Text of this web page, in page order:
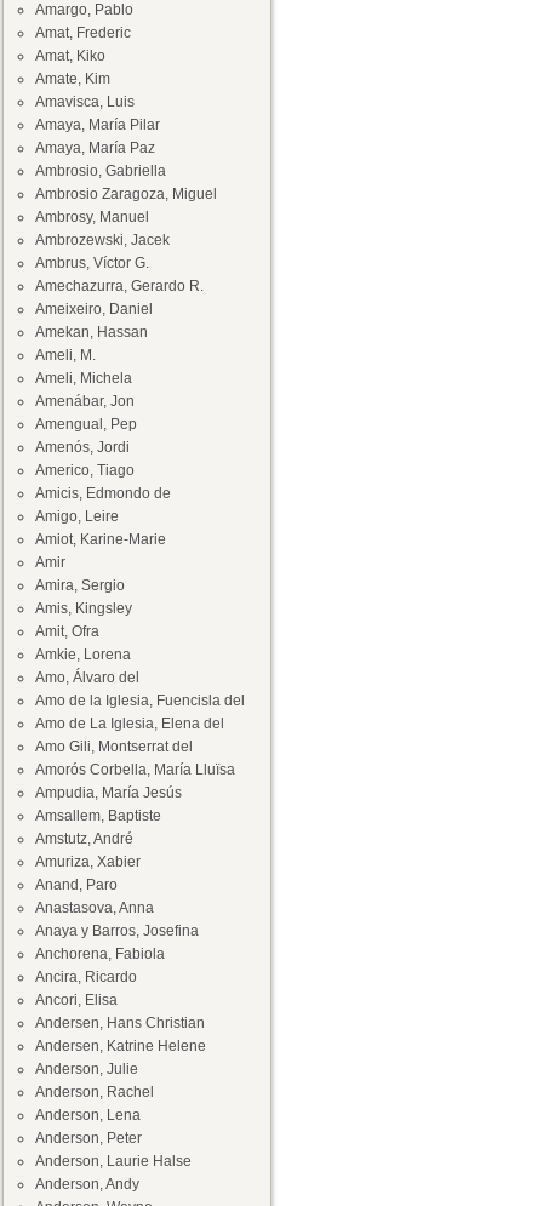
Amargo, Pablo
Amat, Frederic
Amat, Kiko
Amate, Kim
Amavisca, Luis
Amaya, María Pilar
Amaya, María Paz
Ambrosio, Gabriella
Ambrosio Zaragoza, Miguel
Ambrosy, Manuel
Ambrozewski, Jacek
Ambrus, Víctor G.
Amechazurra, Gerardo R.
Ameixeiro, Daniel
Amekan, Hassan
Ameli, M.
Ameli, Michela
Amenábar, Jon
Amengual, Pep
Amenós, Jordi
Americo, Tiago
Amicis, Edmondo de
Amigo, Leire
Amiot, Karine-Marie
Amir
Amira, Sergio
Amis, Kingsley
Amit, Ofra
Amkie, Lorena
Amo, Álvaro del
Amo de la Iglesia, Fuencisla del
Amo de La Iglesia, Elena del
Amo Gili, Montserrat del
Amorós Corbella, María Lluïsa
Ampudia, María Jesús
Amsallem, Baptiste
Amstutz, André
Amuriza, Xabier
Anand, Paro
Anastasova, Anna
Anaya y Barros, Josefina
Anchorena, Fabiola
Ancira, Ricardo
Ancori, Elisa
Andersen, Hans Christian
Andersen, Katrine Helene
Anderson, Julie
Anderson, Rachel
Anderson, Lena
Anderson, Peter
Anderson, Laurie Halse
Anderson, Andy